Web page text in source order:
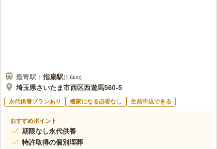
最寄駅： 指扇駅(1.6km)
埼玉県さいたま市西区西遊馬560-5
永代供養プランあり 檀家になる必要なし 生前申込できる
おすすめポイント
期限なし永代供養
特許取得の個別埋葬